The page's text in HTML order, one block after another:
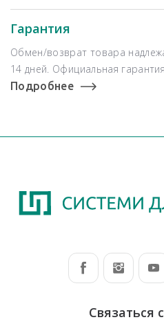
Гарантия
Обмен/возврат товара
14 дней. Официальная
Подробнее
Связаться